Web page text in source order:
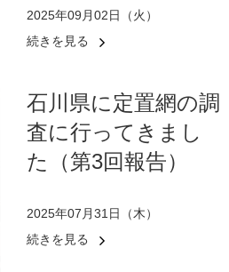
2025年09月02日（火）
続きを見る
石川県に定置網の調
査に行ってきまし
た（第3回報告）
2025年07月31日（木）
続きを見る